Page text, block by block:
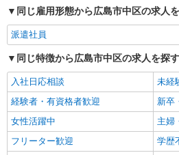
同じ雇用形態から広島市中区の求人
派遣社員
同じ特徴から広島市中区の求人を探す
入社日応相談
未経
経験者・有資格者歓迎
新卒
女性活躍中
主婦
フリーター歓迎
学歴